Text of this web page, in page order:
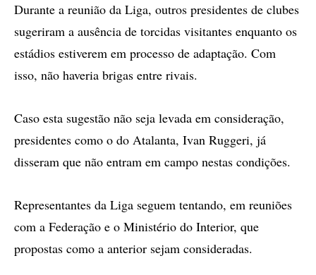
Durante a reunião da Liga, outros presidentes de clubes
sugeriram a ausência de torcidas visitantes enquanto os
estádios estiverem em processo de adaptação. Com
isso, não haveria brigas entre rivais.
Caso esta sugestão não seja levada em consideração,
presidentes como o do Atalanta, Ivan Ruggeri, já
disseram que não entram em campo nestas condições.
Representantes da Liga seguem tentando, em reuniões
com a Federação e o Ministério do Interior, que
propostas como a anterior sejam consideradas.